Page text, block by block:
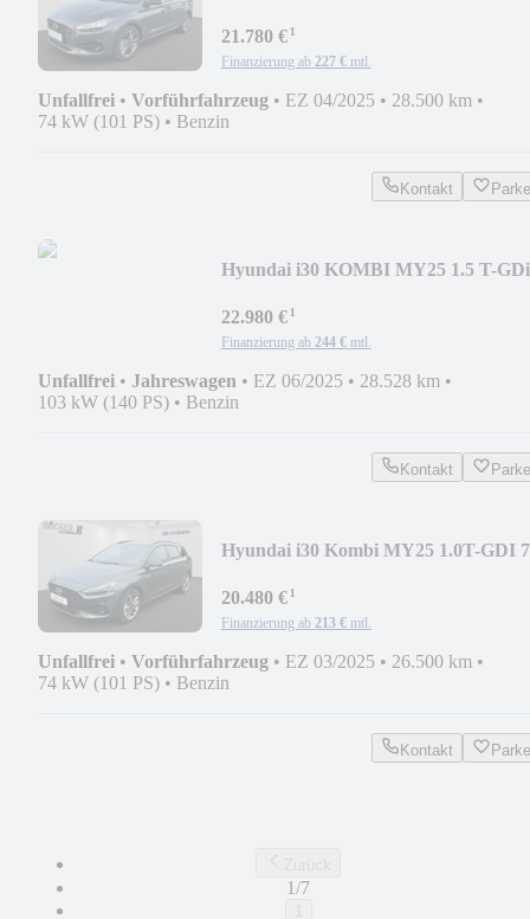
21.780 €¹
Finanzierung ab 227 € mtl.
Unfallfrei • Vorführfahrzeug • EZ 04/2025 • 28.500 km •
74 kW (101 PS) • Benzin
Kontakt
Hyundai i30 KOMBI MY25 1.5 T-GDi
22.980 €¹
Finanzierung ab 244 € mtl.
Unfallfrei • Jahreswagen • EZ 06/2025 • 28.528 km •
103 kW (140 PS) • Benzin
Kontakt
Hyundai i30 Kombi MY25 1.0T-GDI
20.480 €¹
Finanzierung ab 213 € mtl.
Unfallfrei • Vorführfahrzeug • EZ 03/2025 • 26.500 km •
74 kW (101 PS) • Benzin
Kontakt
1/7